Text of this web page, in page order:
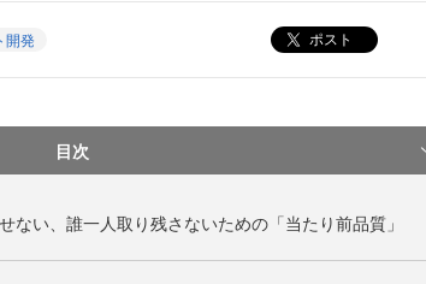
開発 ポスト
目次
ない、誰一人取り残さないための「当たり前品質」